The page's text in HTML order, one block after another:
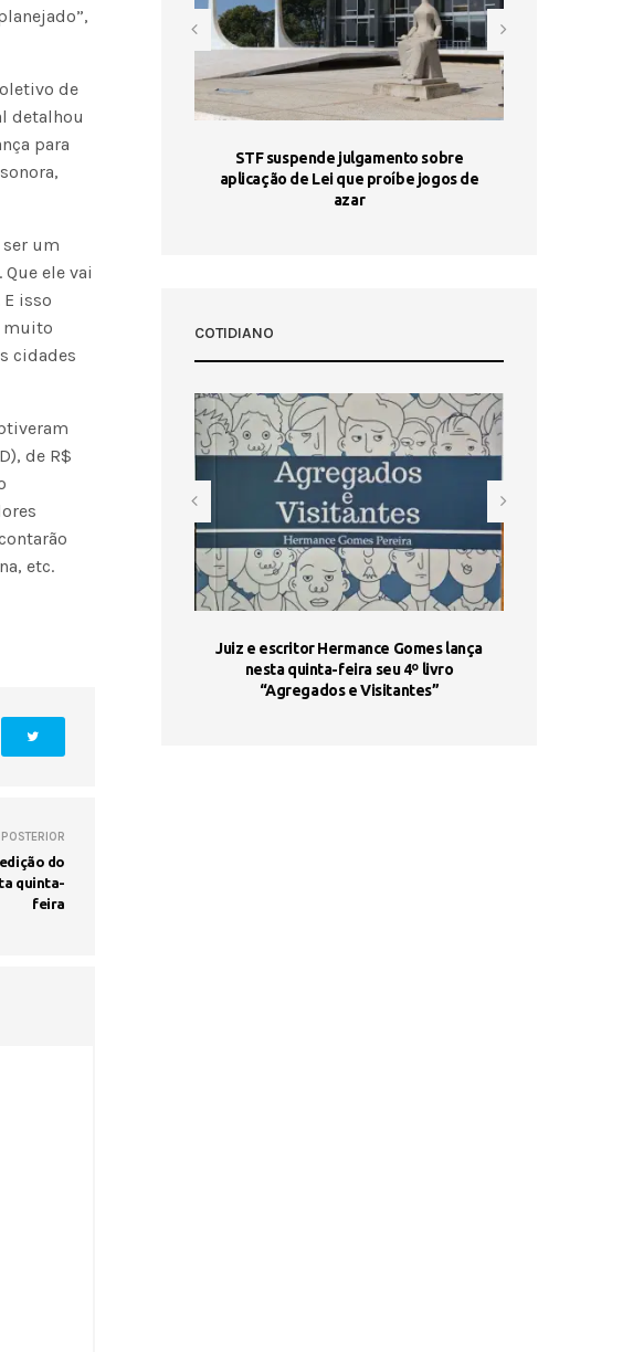
de
detalhou
para
um
ele vai
isso
muito
cidades
de R$
etc.
do
quinta-
feira
STF suspende julgamento sobre
aplicação de Lei que proíbe jogos de
azar
COTIDIANO
Juiz e escritor Hermance Gomes lança
nesta quinta-feira seu 4º livro
“Agregados e Visitantes”